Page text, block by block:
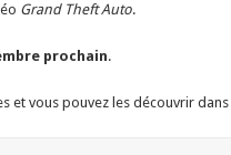
Grand Theft Auto.
prochain.
et vous pouvez les découvrir dans